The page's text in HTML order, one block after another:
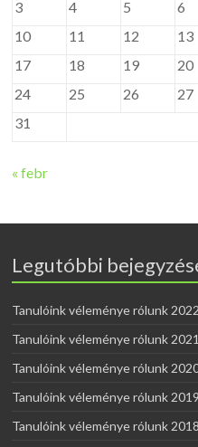
3
4 5 6
10
11 12 13
17
18 19 20
24
25 26 27
31
« febr
Legutóbbi
Tanulóink véleménye rólunk
Tanulóink véleménye rólunk
Tanulóink véleménye rólunk
Tanulóink véleménye rólunk
Tanulóink véleménye rólunk